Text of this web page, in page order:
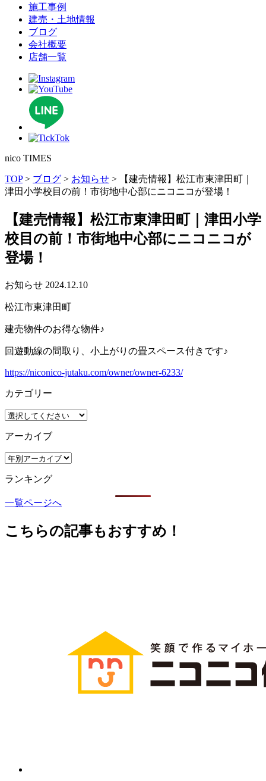
施⼯事例
建売・⼟地情報
ブログ
会社概要
店舗⼀覧
nico TIMES
TOP> ブログ > お知らせ >
【建売情報】松江市東津田町｜
津田小学校目の前！市街地中心部にニコニコが登場！
【建売情報】松江市東津田町｜津田小学
校目の前！市街地中心部にニコニコが
登場！
お知らせ 2024.12.10
松江市東津田町
建売物件のお得な物件♪
回遊動線の間取り、小上がりの畳スペース付きです♪
https://niconico-jutaku.com/owner/owner-6233/
カテゴリー
アーカイブ
ランキング
一覧ページへ
こちらの記事もおすすめ！